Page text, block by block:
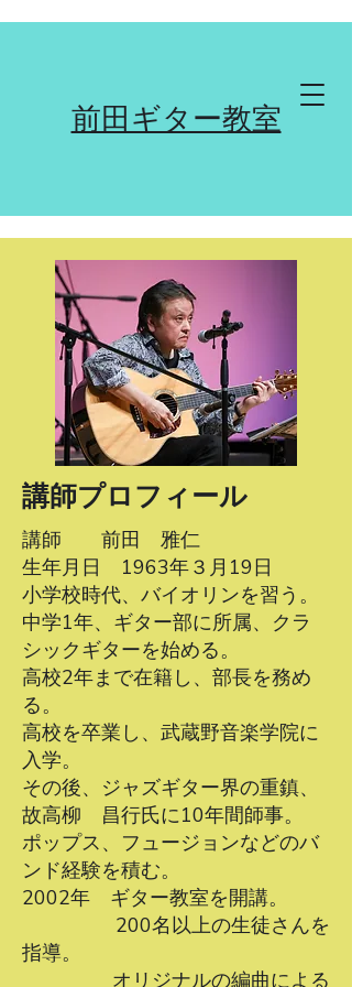
前田ギター教室
講師プロフィール
講師 前田 雅仁
​生年月日 1963年３月19日
小学校時代、バイオリンを習う。
中学1年、ギター部に所属、クラ
シックギターを始める。
高校2年まで在籍し、部長を務め
る。
高校を卒業し、武蔵野音楽学院に
入学。
その後、ジャズギター界の重鎮、
故高柳 昌行氏に10年間師事。
ポップス、フュージョンなどのバ
ンド経験を積む。
2002年 ギター教室を開講。
200名以上の生徒さんを
指導。
オリジナルの編曲による